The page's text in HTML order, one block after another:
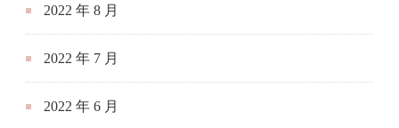
2022 年 8 月
2022 年 7 月
2022 年 6 月